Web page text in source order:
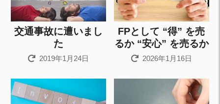
交通事故に遭いまし
た
2019年1月24日
FPとして “得” を売
るか “安心” を売るか
2026年1月16日